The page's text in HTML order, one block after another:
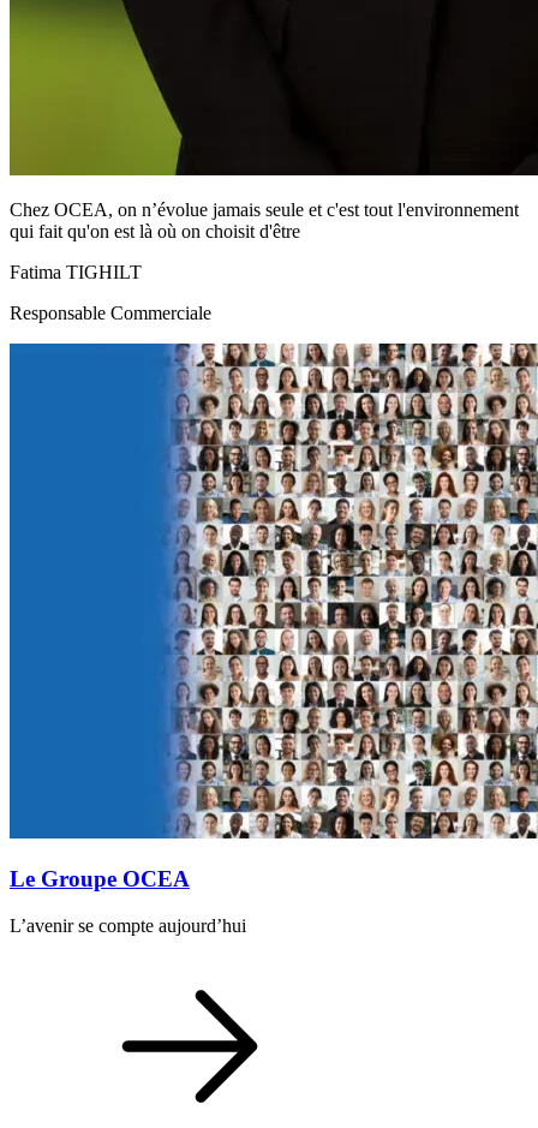
Chez OCEA, on n’évolue jamais seule et c'est tout l'environnement
qui fait qu'on est là où on choisit d'être
Fatima TIGHILT
Responsable Commerciale
Le Groupe OCEA
L’avenir se compte aujourd’hui